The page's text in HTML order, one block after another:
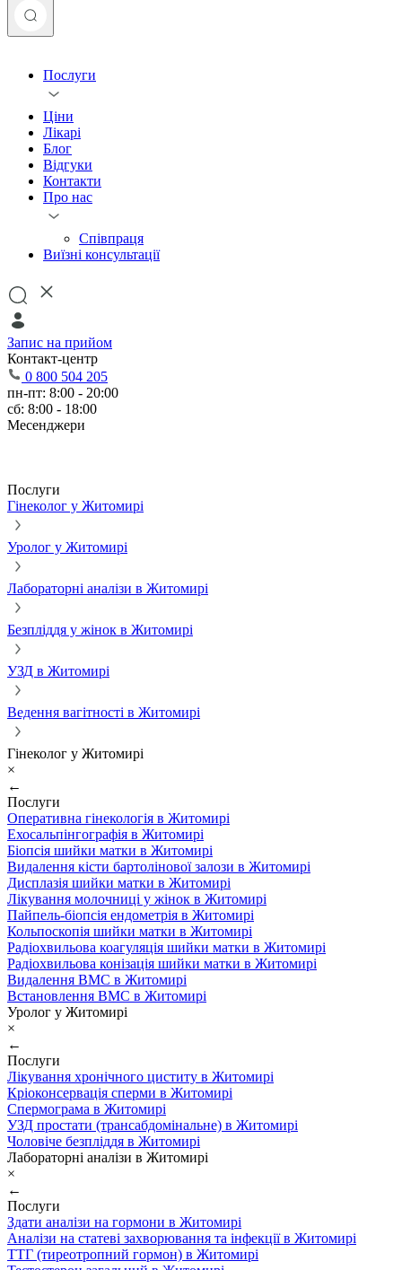
Послуги
Ціни
Лікарі
Блог
Відгуки
Контакти
Про нас
Співпраця
Виїзні консультації
Запис на прийом
Контакт-центр
0 800 504 205
пн-пт: 8:00 - 20:00
сб: 8:00 - 18:00
Месенджери
Послуги
Гінеколог у Житомирі
Уролог у Житомирі
Лабораторні аналізи в Житомирі
Безпліддя у жінок в Житомирі
УЗД в Житомирі
Ведення вагітності в Житомирі
Гінеколог у Житомирі
×
←
Послуги
Оперативна гінекологія в Житомирі
Ехосальпінгографія в Житомирі
Біопсія шийки матки в Житомирі
Видалення кісти бартолінової залози в Житомирі
Дисплазія шийки матки в Житомирі
Лікування молочниці у жінок в Житомирі
Пайпель-біопсія ендометрія в Житомирі
Кольпоскопія шийки матки в Житомирі
Радіохвильова коагуляція шийки матки в Житомирі
Радіохвильова конізація шийки матки в Житомирі
Видалення ВМС в Житомирі
Встановлення ВМС в Житомирі
Уролог у Житомирі
×
←
Послуги
Лікування хронічного циститу в Житомирі
Кріоконсервація сперми в Житомирі
Спермограма в Житомирі
УЗД простати (трансабдомінальне) в Житомирі
Чоловіче безпліддя в Житомирі
Лабораторні аналізи в Житомирі
×
←
Послуги
Здати аналізи на гормони в Житомирі
Аналізи на статеві захворювання та інфекції в Житомирі
ТТГ (тиреотропний гормон) в Житомирі